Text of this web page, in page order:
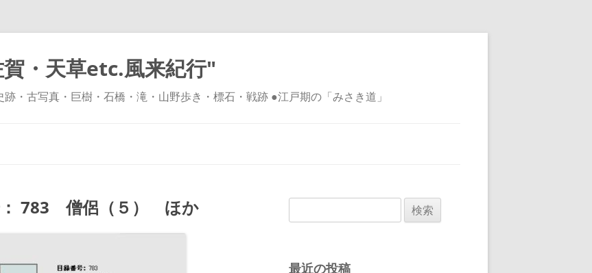
・天草etc.風来紀行"
・古写真・巨樹・石橋・滝・山野歩き・標石・戦跡 ●江戸期の「みさき道」
ッ
プ
783 僧侶（５） ほか
索:
最近の投稿